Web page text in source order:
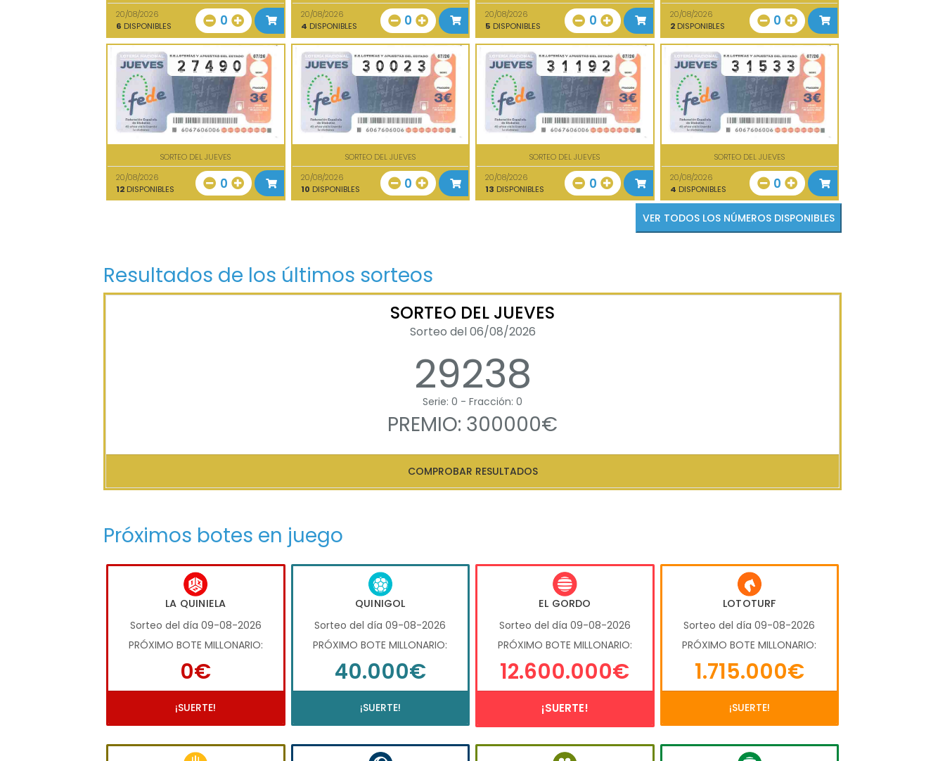
20/08/2026
6 DISPONIBLES 0
20/08/2026
4 DISPONIBLES 0
20/08/2026
5 DISPONIBLES 0
20/08/2026
2DISPONIBLES 0
SORTEO DEL JUEVES
20/08/2026
12 DISPONIBLES 0
SORTEO DEL JUEVES
20/08/2026
10 DISPONIBLES 0
SORTEO DEL JUEVES
20/08/2026
13 DISPONIBLES 0
SORTEO DEL JUEVES
20/08/2026
4 DISPONIBLES 0
VER TODOS LOS NÚMEROS DISPONIBLES
Resultados de los últimos sorteos
SORTEO DEL JUEVES
Sorteo del 06/08/2026
29238
Serie: 0 - Fracción: 0
PREMIO: 300000€
COMPROBAR RESULTADOS
Próximos botes en juego
LA QUINIELA
Sorteo del día 09-08-2026
PRÓXIMO BOTE MILLONARIO:
0€
¡SUERTE!
QUINIGOL
Sorteo del día 09-08-2026
PRÓXIMO BOTE MILLONARIO:
40.000€
¡SUERTE!
EL GORDO
Sorteo del día 09-08-2026
PRÓXIMO BOTE MILLONARIO:
12.600.000€
¡SUERTE!
LOTOTURF
Sorteo del día 09-08-2026
PRÓXIMO BOTE MILLONARIO:
1.715.000€
¡SUERTE!